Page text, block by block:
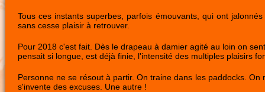
Tous ces instants superbes, parfois émouvants, qui ont
sans cesse plaisir à retrouver.
Pour 2018 c'est fait. Dès le drapeau à damier agité au loin on
pensait si longue, est déjà finie, l'intensité des multiples plaisirs
Personne ne se résout à partir. On traine dans les paddocks.
s'invente des excuses. Une autre !